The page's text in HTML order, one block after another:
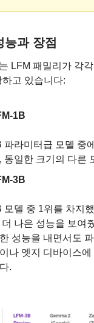
능과 장점
LFM 패밀리가 각
고 있습니다:
1B
파라미터급 모델 중
동일한 크기의 다른
3B
모델 중 1위를 차지
더 나은 성능을 보여
성능을 내면서도
나 엣지 디바이스
.